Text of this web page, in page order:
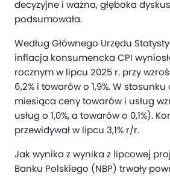
decyzyjne i ważna, głęboka
podsumowała.
Według Głównego Urzędu
inflacja konsumencka CPI
rocznym w lipcu 2025 r. przy
6,2% i towarów o 1,9%. W
miesiąca ceny towarów i usług
usług o 1,0%, a towarów o 0,1%).
przewidywał w lipcu 3,1% r/r.
Jak wynika z wynika z lipcowej
Banku Polskiego (NBP) trwały